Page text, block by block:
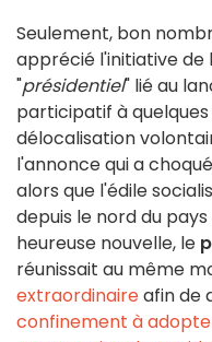
Seulement, bon
apprécié l'initiative de
"présidentiel" lié au
participatif à
délocalisation
l'annonce qui a
alors que l'édile
depuis le nord du
heureuse nouvelle, le
réunissait au même
extraordinaireafin de
confinement à